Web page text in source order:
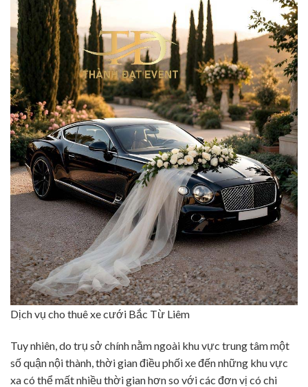
Dịch vụ cho thuê xe cưới Bắc Từ Liêm
Tuy nhiên, do trụ sở chính nằm ngoài khu vực trung tâm một
số quận nội thành, thời gian điều phối xe đến những khu vực
xa có thể mất nhiều thời gian hơn so với các đơn vị có chi